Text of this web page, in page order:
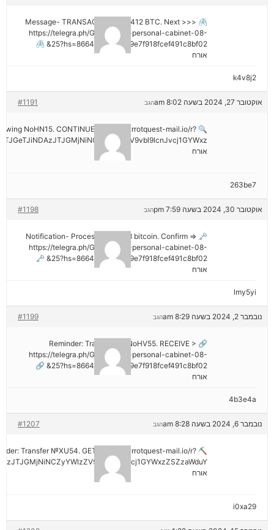
🖇 Message- TRANSACTION 1.82412 BTC. Next >>>
https://telegra.ph/Go-to-your-personal-cabinet-08-
25?hs=8664c520642b9e7f918fcef491c8bf02& 🖇
אורח
k4v8j2
אוקטובר 27, 2024 בשעה 8:02 am #1191 הגב
NoHN15. CONTINUE =>> out.carrotquest-mail.io/r?
אורח
263be7
אוקטובר 30, 2024 בשעה 7:59 pm #1198 הגב
🗝 Notification- Process 1.823548 bitcoin. Confirm =>
https://telegra.ph/Go-to-your-personal-cabinet-08-
25?hs=8664c520642b9e7f918fcef491c8bf02& 🗝
אורח
lmy5yi
נובמבר 2, 2024 בשעה 8:29 am #1199 הגב
🔗 Reminder: Transaction NoHV55. RECEIVE >
https://telegra.ph/Go-to-your-personal-cabinet-08-
25?hs=8664c520642b9e7f918fcef491c8bf02& 🔗
אורח
4b3e4a
נובמבר 6, 2024 בשעה 8:28 am #1207 הגב
Transfer №XU54. GET >> out.carrotquest-mail.io/r?
אורח
i0xa29